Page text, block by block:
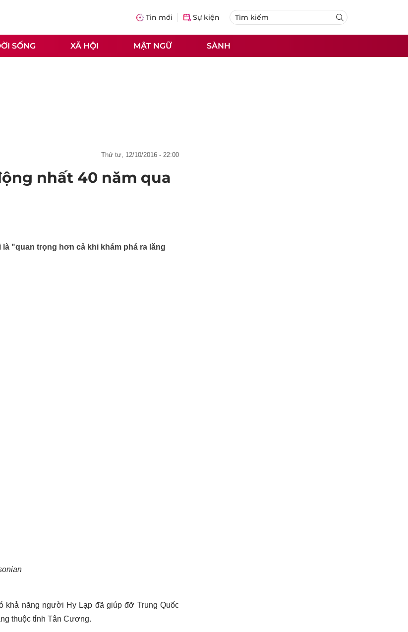
Tin mới Sự kiện
SỐNG XÃ HỘI MẬT NGỮ SÀNH
thứ tư, 12/10/2016 - 22:00
nhất 40 năm qua
"quan trọng hơn cả khi khám phá ra lăng
khả năng người Hy Lạp đã giúp đỡ Trung Quốc
thuộc tỉnh Tân Cương.